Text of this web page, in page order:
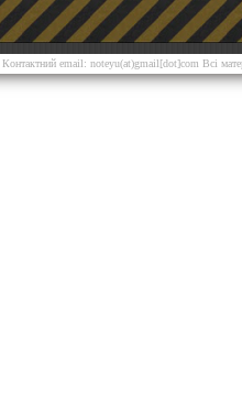
Контактний email: noteyu(at)gmail[dot]com Всі